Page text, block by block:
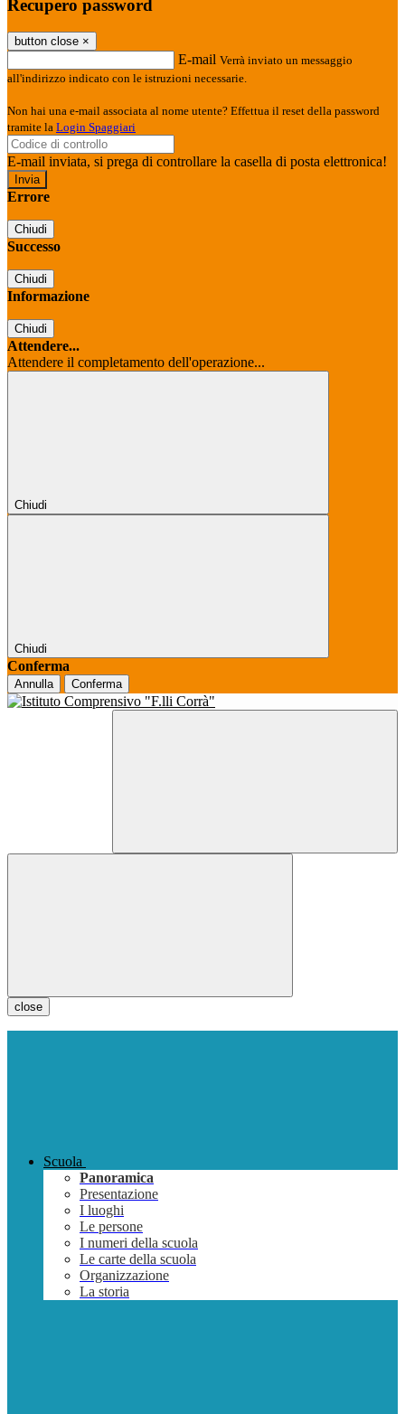
Recupero password
button close ×
E-mail Verrà inviato un messaggio
all'indirizzo indicato con le istruzioni necessarie.
Non hai una e-mail associata al nome utente? Effettua il reset della password
tramite la Login Spaggiari
E-mail inviata, si prega di controllare la casella di posta elettronica!
Errore
Chiudi
Successo
Chiudi
Informazione
Chiudi
Attendere...
Attendere il completamento dell'operazione...
Chiudi
Chiudi
Conferma
Annulla Conferma
close
Scuola
Panoramica
Presentazione
I luoghi
Le persone
I numeri della scuola
Le carte della scuola
Organizzazione
La storia